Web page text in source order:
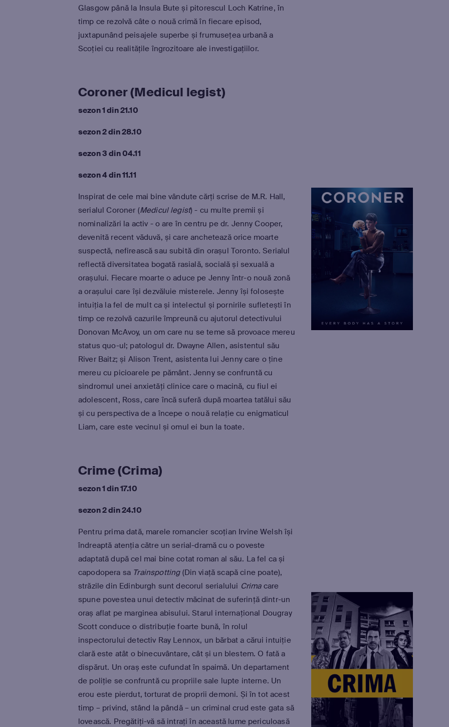
Glasgow până la Insula Bute și pitorescul Loch Katrine, în
timp ce rezolvă câte o nouă crimă în fiecare episod,
juxtapunând peisajele superbe și frumusețea urbană a
Scoției cu realitățile îngrozitoare ale investigațiilor.
Coroner (Medicul legist)
sezon 1 din 21.10
sezon 2 din 28.10
sezon 3 din 04.11
sezon 4 din 11.11
Inspirat de cele mai bine vândute cărți scrise de M.R. Hall,
serialul Coroner (Medicul legist) - cu multe premii și
nominalizări la activ - o are în centru pe dr. Jenny Cooper,
devenită recent văduvă, și care anchetează orice moarte
suspectă, nefirească sau subită din orașul Toronto. Serialul
reflectă diversitatea bogată rasială, socială și sexuală a
orașului. Fiecare moarte o aduce pe Jenny într-o nouă zonă
a orașului care își dezvăluie misterele. Jenny își folosește
intuiția la fel de mult ca și intelectul și pornirile sufletești în
timp ce rezolvă cazurile împreună cu ajutorul detectivului
Donovan McAvoy, un om care nu se teme să provoace mereu
status quo-ul; patologul dr. Dwayne Allen, asistentul său
River Baitz; și Alison Trent, asistenta lui Jenny care o ține
mereu cu picioarele pe pământ. Jenny se confruntă cu
sindromul unei anxietăți clinice care o macină, cu fiul ei
adolescent, Ross, care încă suferă după moartea tatălui său
și cu perspectiva de a începe o nouă relație cu enigmaticul
Liam, care este vecinul și omul ei bun la toate.
Crime (Crima)
sezon 1 din 17.10
sezon 2 din 24.10
Pentru prima dată, marele romancier scoțian Irvine Welsh își
îndreaptă atenția către un serial-dramă cu o poveste
adaptată după cel mai bine cotat roman al său. La fel ca și
capodopera sa Trainspotting(Din viață scapă cine poate),
străzile din Edinburgh sunt decorul serialului Crimacare
spune povestea unui detectiv măcinat de suferință dintr-un
oraș aflat pe marginea abisului. Starul internațional Dougray
Scott conduce o distribuție foarte bună, în rolul
inspectorului detectiv Ray Lennox, un bărbat a cărui intuiție
clară este atât o binecuvântare, cât și un blestem. O fată a
dispărut. Un oraș este cufundat în spaimă. Un departament
de poliție se confruntă cu propriile sale lupte interne. Un
erou este pierdut, torturat de proprii demoni. Și în tot acest
timp – privind, stând la pândă – un criminal crud este gata să
lovească. Pregătiți-vă să intrați în această lume periculoasă